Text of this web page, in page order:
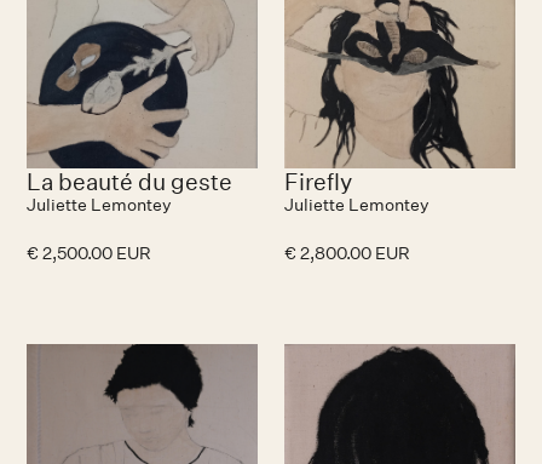
La beauté du geste
Juliette Lemontey
€ 2,500.00 EUR
Firefly
Juliette Lemontey
€ 2,800.00 EUR